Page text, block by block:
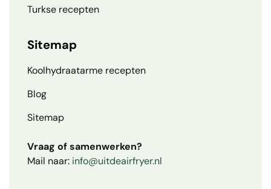
Turkse recepten
Sitemap
Koolhydraatarme recepten
Blog
Sitemap
Vraag of samenwerken?
Mail naar: info@uitdeairfryer.nl